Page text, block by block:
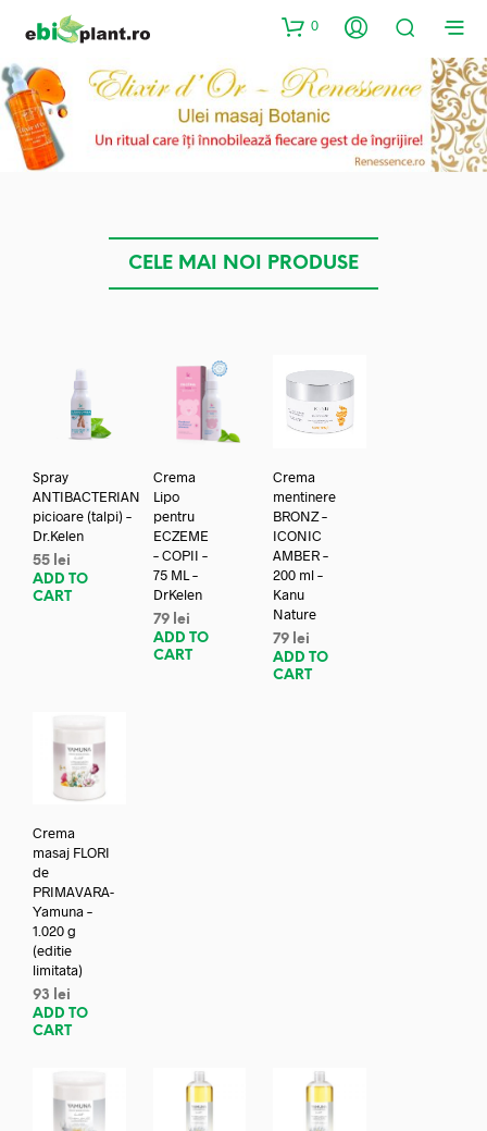
0
CELE MAI NOI PRODUSE
Spray
ANTIBACTERIAN
picioare (talpi) –
Dr.Kelen
55 lei
ADD TO
CART
Crema
Lipo
pentru
ECZEME
– COPII –
75 ML –
DrKelen
79 lei
ADD TO
CART
Crema
mentinere
BRONZ –
ICONIC
AMBER –
200 ml –
Kanu
Nature
79 lei
ADD TO
CART
Crema
masaj FLORI
de
PRIMAVARA-
Yamuna –
1.020 g
(editie
limitata)
93
lei
ADD TO
CART